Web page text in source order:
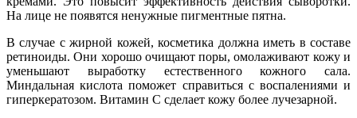
На лице не появятся ненужные пигментные пятна.
В случае с жирной кожей, косметика должна иметь в составе
ретиноиды. Они хорошо очищают поры, омолаживают кожу и
уменьшают выработку естественного кожного сала.
Миндальная кислота поможет справиться с воспалениями и
гиперкератозом. Витамин С сделает кожу более лучезарной.